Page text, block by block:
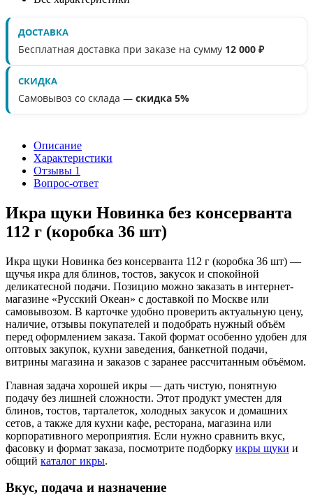
ДОСТАВКА
Бесплатная доставка при заказе на сумму 12 000 ₽
СКИДКА
Самовывоз со склада — скидка 5%
Описание
Характеристики
Отзывы 1
Вопрос-ответ
Икра щуки Новинка без консерванта
112 г (коробка 36 шт)
Икра щуки Новинка без консерванта 112 г (коробка 36 шт) —
щучья икра для блинов, тостов, закусок и спокойной
деликатесной подачи. Позицию можно заказать в интернет-
магазине «Русский Океан» с доставкой по Москве или
самовывозом. В карточке удобно проверить актуальную цену,
наличие, отзывы покупателей и подобрать нужный объём
перед оформлением заказа. Такой формат особенно удобен для
оптовых закупок, кухни заведения, банкетной подачи,
витрины магазина и заказов с заранее рассчитанным объёмом.
Главная задача хорошей икры — дать чистую, понятную
подачу без лишней сложности. Этот продукт уместен для
блинов, тостов, тарталеток, холодных закусок и домашних
сетов, а также для кухни кафе, ресторана, магазина или
корпоративного мероприятия. Если нужно сравнить вкус,
фасовку и формат заказа, посмотрите подборку икры щуки и
общий каталог икры.
Вкус, подача и назначение